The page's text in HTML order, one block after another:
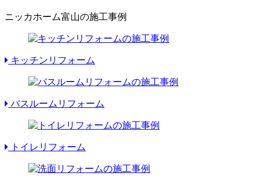
ニッカホーム富山の施工事例
キッチンリフォーム
バスルームリフォーム
トイレリフォーム